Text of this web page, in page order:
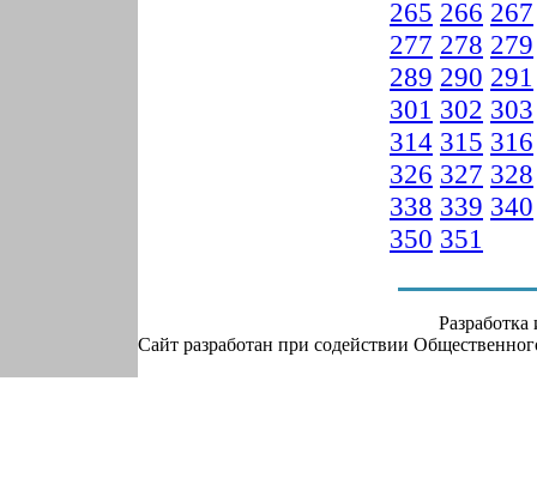
265 266 267
277 278 279
289 290 291
301 302 303
314 315 316
326 327 328
338 339 340
350 351
Сайт разработан при содействии